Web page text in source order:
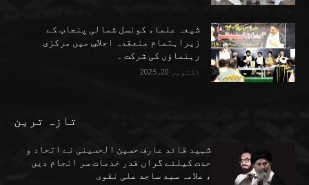
شیعہ علماء کونسل شمالی پنجاب کے
زیراہتمام منعقدہ اجلاسِ میں مرکزی
رہنماؤں کی شرکت ۔
اکتوبر 20, 2025
تازہ ترین
شہید قائد عارف حسین الحسینی نے اتحاد و
حدت کیلئے گراں قدر خدمات سر انجام دیں
، علامہ سید ساجد علی نقوی